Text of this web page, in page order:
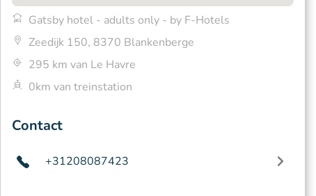
Gatsby hotel - adults only - by F-Hotels
Zeedijk 150, 8370 Blankenberge
295 km van Le Havre
0km van treinstation
Contact
+31208087423